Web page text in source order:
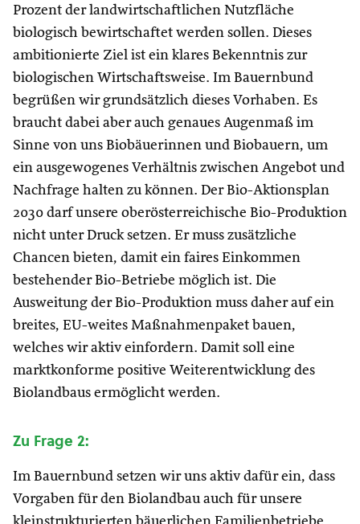
Prozent der landwirtschaftlichen Nutzfläche
biologisch bewirtschaftet werden sollen. Dieses
ambitionierte Ziel ist ein klares Bekenntnis zur
biologischen Wirtschaftsweise. Im Bauernbund
begrüßen wir grundsätzlich dieses Vorhaben. Es
braucht dabei aber auch genaues Augenmaß im
Sinne von uns Biobäuerinnen und Biobauern, um
ein ausgewogenes Verhältnis zwischen Angebot und
Nachfrage halten zu können. Der Bio-Aktionsplan
2030 darf unsere oberösterreichische Bio-Produktion
nicht unter Druck setzen. Er muss zusätzliche
Chancen bieten, damit ein faires Einkommen
bestehender Bio-Betriebe möglich ist. Die
Ausweitung der Bio-Produktion muss daher auf ein
breites, EU-weites Maßnahmenpaket bauen,
welches wir aktiv einfordern. Damit soll eine
marktkonforme positive Weiterentwicklung des
Biolandbaus ermöglicht werden.
Zu Frage 2:
Im Bauernbund setzen wir uns aktiv dafür ein, dass
Vorgaben für den Biolandbau auch für unsere